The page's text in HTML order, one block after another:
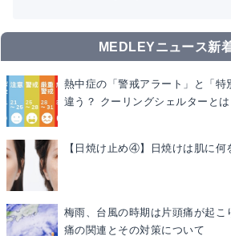
MEDLEYニュース新
熱中症の「警戒アラート」と「特
違う？ クーリングシェルターとは
【日焼け止め④】日焼けは肌に何
梅雨、台風の時期は片頭痛が起こ
痛の関連とその対策について